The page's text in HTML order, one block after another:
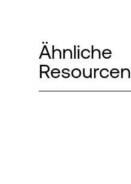
Ähnliche
Resourcen